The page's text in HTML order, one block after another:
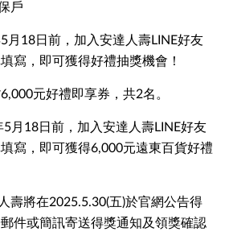
戶
月18日前，加入安達人壽LINE好友
寫，即可獲得好禮抽獎機會！
元好禮即享券，共2名。
5月18日前，加入安達人壽LINE好友
寫，即可獲得6,000元遠東百貨好禮
壽將在2025.5.30(五)於官網公告得
件或簡訊寄送得獎通知及領獎確認